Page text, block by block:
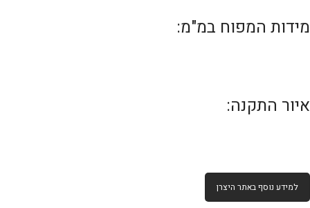
מידות המפוח במ"מ:
איור התקנה:
למידע נוסף באתר היצרן